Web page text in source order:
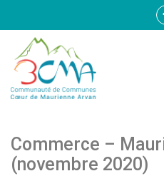
Commerce –
(novembre 2020)